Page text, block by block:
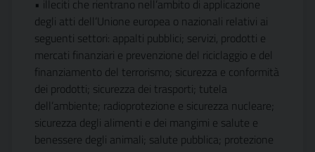
• illeciti che rientrano nell’ambito di applicazione
degli atti dell’Unione europea o nazionali relativi ai
seguenti settori: appalti pubblici; servizi, prodotti e
mercati finanziari e prevenzione del riciclaggio e del
finanziamento del terrorismo; sicurezza e conformità
dei prodotti; sicurezza dei trasporti; tutela
dell’ambiente; radioprotezione e sicurezza nucleare;
sicurezza degli alimenti e dei mangimi e salute e
benessere degli animali; salute pubblica; protezione